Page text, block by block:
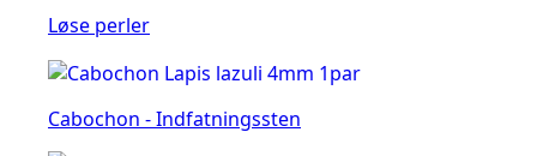
Løse perler
Cabochon - Indfatningssten